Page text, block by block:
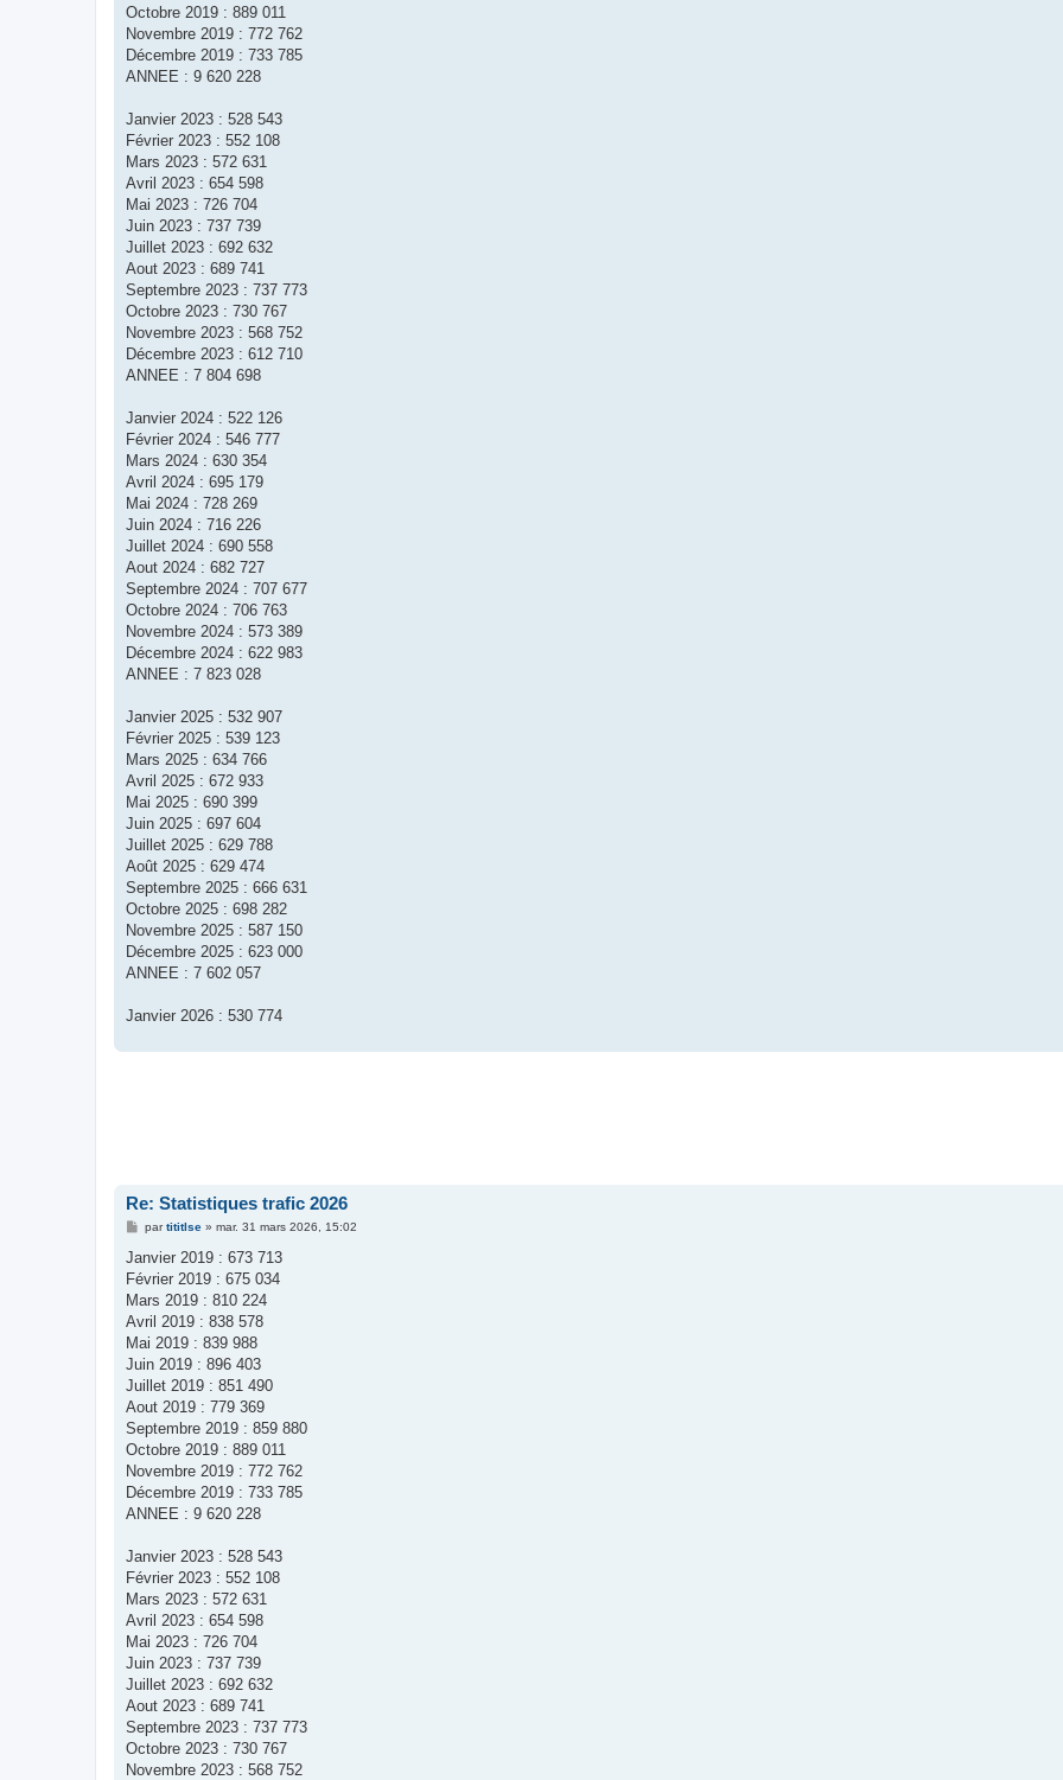
Octobre 2019 : 889 011
Novembre 2019 : 772 762
Décembre 2019 : 733 785
ANNEE : 9 620 228
Janvier 2023 : 528 543
Février 2023 : 552 108
Mars 2023 : 572 631
Avril 2023 : 654 598
Mai 2023 : 726 704
Juin 2023 : 737 739
Juillet 2023 : 692 632
Aout 2023 : 689 741
Septembre 2023 : 737 773
Octobre 2023 : 730 767
Novembre 2023 : 568 752
Décembre 2023 : 612 710
ANNEE : 7 804 698
Janvier 2024 : 522 126
Février 2024 : 546 777
Mars 2024 : 630 354
Avril 2024 : 695 179
Mai 2024 : 728 269
Juin 2024 : 716 226
Juillet 2024 : 690 558
Aout 2024 : 682 727
Septembre 2024 : 707 677
Octobre 2024 : 706 763
Novembre 2024 : 573 389
Décembre 2024 : 622 983
ANNEE : 7 823 028
Janvier 2025 : 532 907
Février 2025 : 539 123
Mars 2025 : 634 766
Avril 2025 : 672 933
Mai 2025 : 690 399
Juin 2025 : 697 604
Juillet 2025 : 629 788
Août 2025 : 629 474
Septembre 2025 : 666 631
Octobre 2025 : 698 282
Novembre 2025 : 587 150
Décembre 2025 : 623 000
ANNEE : 7 602 057
Janvier 2026 : 530 774
Re: Statistiques trafic 2026
M
s
a
g
partititlse» mar. 31 mars 2026, 15:02
Janvier 2019 : 673 713
Février 2019 : 675 034
Mars 2019 : 810 224
Avril 2019 : 838 578
Mai 2019 : 839 988
Juin 2019 : 896 403
Juillet 2019 : 851 490
Aout 2019 : 779 369
Septembre 2019 : 859 880
Octobre 2019 : 889 011
Novembre 2019 : 772 762
Décembre 2019 : 733 785
ANNEE : 9 620 228
Janvier 2023 : 528 543
Février 2023 : 552 108
Mars 2023 : 572 631
Avril 2023 : 654 598
Mai 2023 : 726 704
Juin 2023 : 737 739
Juillet 2023 : 692 632
Aout 2023 : 689 741
Septembre 2023 : 737 773
Octobre 2023 : 730 767
Novembre 2023 : 568 752